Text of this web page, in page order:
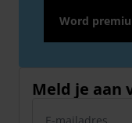
Word
Meld je aan